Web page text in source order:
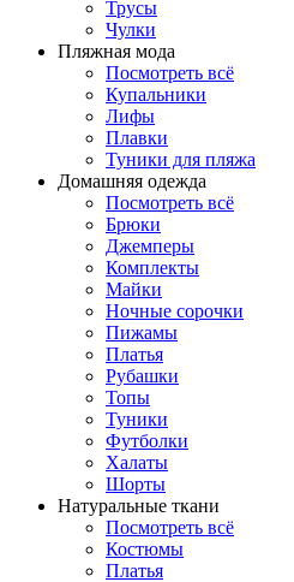
Трусы
Чулки
Пляжная мода
Посмотреть всё
Купальники
Лифы
Плавки
Туники для пляжа
Домашняя одежда
Посмотреть всё
Брюки
Джемперы
Комплекты
Майки
Ночные сорочки
Пижамы
Платья
Рубашки
Топы
Туники
Футболки
Халаты
Шорты
Натуральные ткани
Посмотреть всё
Костюмы
Платья